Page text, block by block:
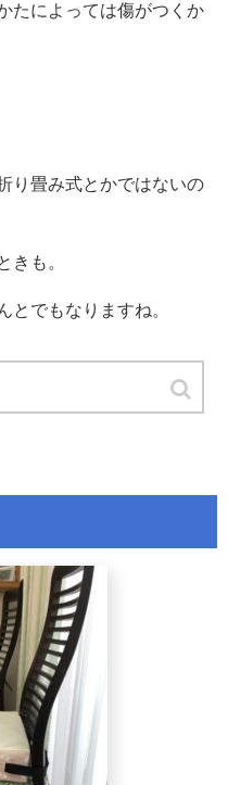
たによっては傷がつくか
り畳み式とかではないの
きも。
とでもなりますね。